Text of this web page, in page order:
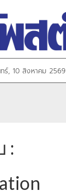
ร์, 10 สิงหาคม 2569
: